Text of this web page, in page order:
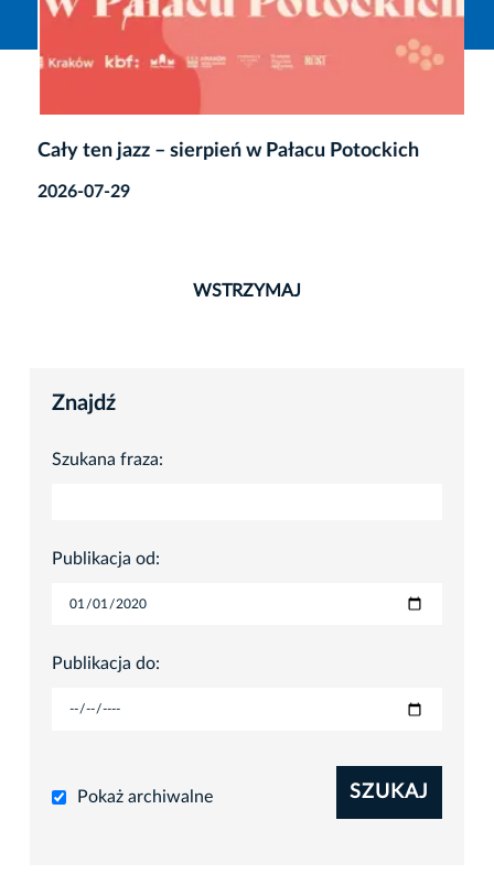
Cały ten jazz – sierpień w Pałacu Potockich
2026-07-29
WSTRZYMAJ
Znajdź
Szukana fraza:
Publikacja od:
Publikacja do:
Pokaż archiwalne SZUKAJ